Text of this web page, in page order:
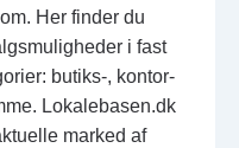
Her finder du
i fast
butiks-, kontor-
Lokalebasen.dk
marked af